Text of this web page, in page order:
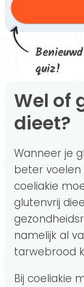
quiz!
Wel of geen glutenvrij
dieet?
Wanneer je
beter voelen
coeliakie
glutenvrij
namelijk al
tarwebrood
Bij coeliakie